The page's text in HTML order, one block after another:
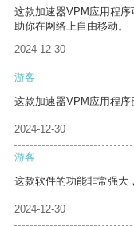
这款加速器VPM应用程
助你在网络上自由移动。
2024-12-30
游客
这款加速器VPM应用程序
2024-12-30
游客
这款软件的功能非常强大
2024-12-30